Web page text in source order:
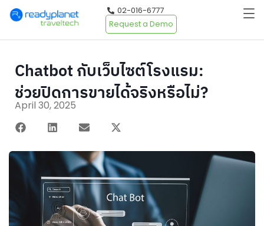
02-016-6777
Request a Demo
Chatbot กับเว็บไซต์โรงแรม:
ช่วยปิดการขายได้จริงหรือไม่?
April 30, 2025